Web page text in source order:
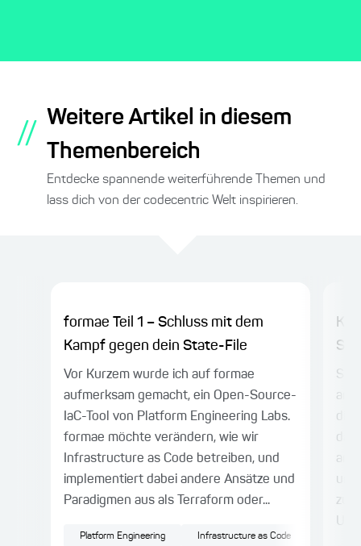
//
Weitere Artikel in diesem
Themenbereich
Entdecke spannende weiterführende Themen und
lass dich von der codecentric Welt inspirieren.
formae Teil 1 – Schluss mit dem
Kampf gegen dein State-File
Vor Kurzem wurde ich auf formae
aufmerksam gemacht, ein Open-Source-
IaC-Tool von Platform Engineering Labs.
formae möchte verändern, wie wir
Infrastructure as Code betreiben, und
implementiert dabei andere Ansätze und
Paradigmen aus als Terraform oder...
Platform Engineering Infrastructure as Code
die
US-